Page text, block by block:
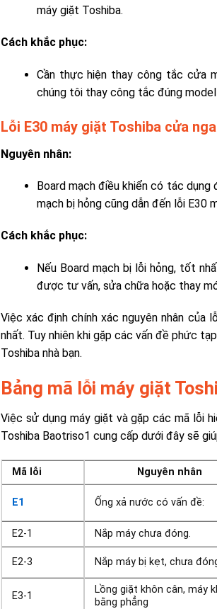
máy giặt Toshiba.
Cách khắc phục:
Cần thực hiện thay công tắc cửa
chúng tôi thay công tắc đúng
Lỗi E30 máy giặt Toshiba cửa
Nguyên nhân:
Board mạch điều khiển có tác
mạch bị hỏng cũng dẫn đến lỗi E30
Cách khắc phục:
Nếu Board mạch bị lỗi hỏng, tốt
được tư vấn, sửa chữa hoặc thay
Việc xác định chính xác nguyên nhân của
nhất. Tuy nhiên khi gặp các vấn đề phức
Toshiba nhà bạn.
Bảng mã lỗi máy giặt
Việc sử dụng máy giặt và gặp các mã lỗi
Toshiba Baotriso1 cung cấp dưới đây sẽ
Mã lỗi Nguyên nhân
E1 Ống xả nước có vấn đề:
E2-1 Nắp máy chưa đóng.
E2-3 Nắp máy bị kẹt, chưa
E3-1
Lồng giặt khôn cân, máy
bằng phẳng